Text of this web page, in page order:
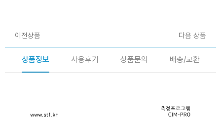
이전상품 다음 상품
상품정보 사용후기 상품문의 배송/교환